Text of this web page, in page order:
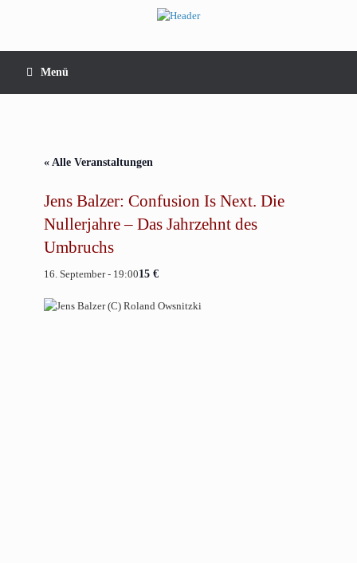
Menü
« Alle Veranstaltungen
Jens Balzer: Confusion Is Next. Die
Nullerjahre – Das Jahrzehnt des
Umbruchs
16. September - 19:0015 €